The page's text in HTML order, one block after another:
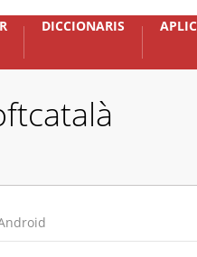
DICCIONARIS